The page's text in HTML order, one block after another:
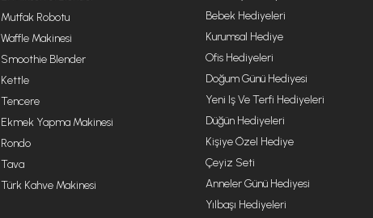
Mutfak Robotu
Waffle Makinesi
Smoothie Blender
Kettle
Tencere
Ekmek Yapma Makinesi
Rondo
Tava
Türk Kahve Makinesi
Bebek Hediyeleri
Kurumsal Hediye
Ofis Hediyeleri
Doğum Günü Hediyesi
Yeni Iş Ve Terfi Hediyeleri
Düğün Hediyeleri
Kişiye Özel Hediye
Çeyiz Seti
Anneler Günü Hediyesi
Yılbaşı Hediyeleri